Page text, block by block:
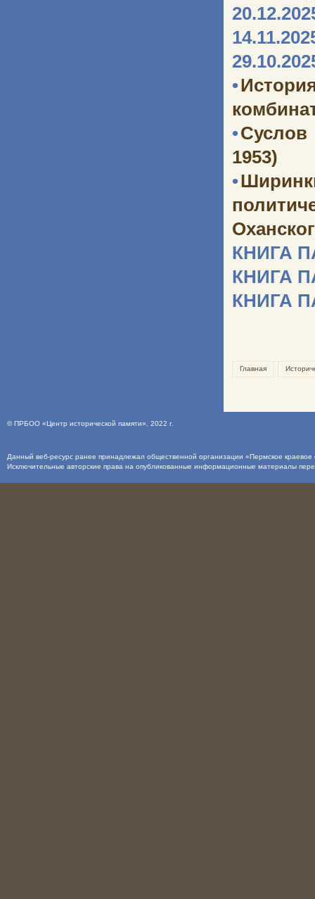
•
•
1953)
•
КНИГА
КНИГА
КНИГА
Главная
©ПРБОО «Центр исторической памяти» , 2022 г.
Данный веб-ресурс ранее принадлежал общественной организации «Пермское
Исключительные авторские права на опубликованные информационные материалы